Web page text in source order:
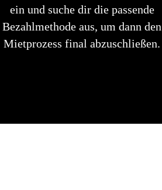
ein und suche dir die passende
Bezahlmethode aus, um dann den
Mietprozess final abzuschließen.